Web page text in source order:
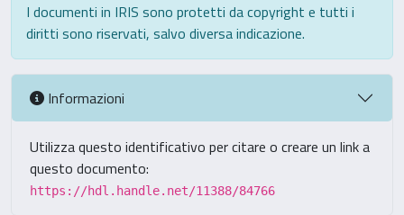
I documenti in IRIS sono protetti da copyright e tutti i
diritti sono riservati, salvo diversa indicazione.
Informazioni
Utilizza questo identificativo per citare o creare un link a
questo documento:
https://hdl.handle.net/11388/84766